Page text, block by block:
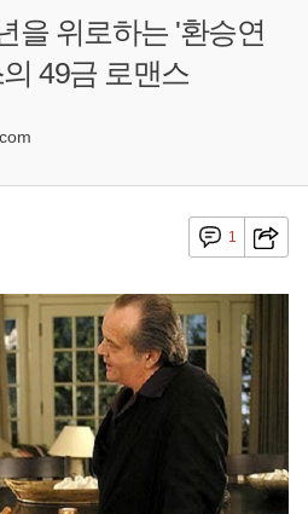
을 위로하는 '환승연
49금 로맨스
1